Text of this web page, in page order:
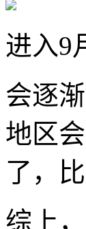
进入9
会逐
地区
了，
综上